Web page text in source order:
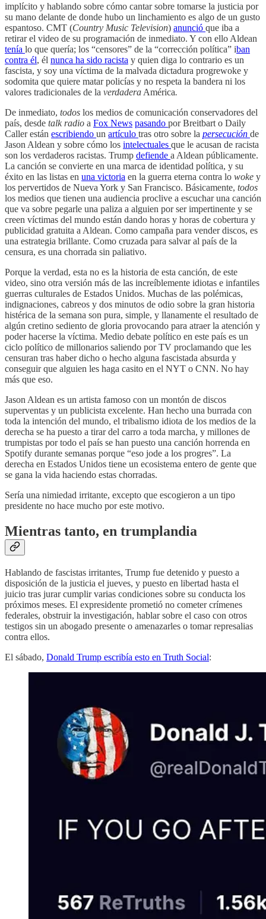
implícito y hablando sobre cómo cantar sobre tomarse la justicia por
su mano delante de donde hubo un linchamiento es algo de un gusto
espantoso. CMT (Country Music Television) anunció que iba a
retirar el video de su programación de inmediato. Y con ello Aldean
tenía lo que quería; los “censores” de la “corrección política” iban
contra él, él nunca ha sido racista y quien diga lo contrario es un
fascista, y soy una víctima de la malvada dictadura progrewoke y
sodomita que quiere matar policías y no respeta la bandera ni los
valores tradicionales de la verdadera América.
De inmediato, todos los medios de comunicación conservadores del
país, desde talk radio a Fox News pasando por Breitbart o Daily
Caller están escribiendo un artículo tras otro sobre la persecución de
Jason Aldean y sobre cómo los intelectuales que le acusan de racista
son los verdaderos racistas. Trump defiende a Aldean públicamente.
La canción se convierte en una marca de identidad política, y su
éxito en las listas en una victoria en la guerra eterna contra lo woke y
los pervertidos de Nueva York y San Francisco. Básicamente, todos
los medios que tienen una audiencia proclive a escuchar una canción
que va sobre pegarle una paliza a alguien por ser impertinente y se
creen víctimas del mundo están dando horas y horas de cobertura y
publicidad gratuita a Aldean. Como campaña para vender discos, es
una estrategia brillante. Como cruzada para salvar al país de la
censura, es una chorrada sin paliativo.
Porque la verdad, esta no es la historia de esta canción, de este
video, sino otra versión más de las increíblemente idiotas e infantiles
guerras culturales de Estados Unidos. Muchas de las polémicas,
indignaciones, cabreos y dos minutos de odio sobre la gran historia
histérica de la semana son pura, simple, y llanamente el resultado de
algún cretino sediento de gloria provocando para atraer la atención y
poder hacerse la víctima. Medio debate político en este país es un
ciclo político de millonarios saliendo por TV proclamando que les
censuran tras haber dicho o hecho alguna fascistada absurda y
conseguir que alguien les haga casito en el NYT o CNN. No hay
más que eso.
Jason Aldean es un artista famoso con un montón de discos
superventas y un publicista excelente. Han hecho una burrada con
toda la intención del mundo, el tribalismo idiota de los medios de la
derecha se ha puesto a tirar del carro a toda marcha, y millones de
trumpistas por todo el país se han puesto una canción horrenda en
Spotify durante semanas porque “eso jode a los progres”. La
derecha en Estados Unidos tiene un ecosistema entero de gente que
se gana la vida haciendo estas chorradas.
Sería una nimiedad irritante, excepto que escogieron a un tipo
presidente no hace mucho por este motivo.
Mientras tanto, en trumplandia
Hablando de fascistas irritantes, Trump fue detenido y puesto a
disposición de la justicia el jueves, y puesto en libertad hasta el
juicio tras jurar cumplir varias condiciones sobre su conducta los
próximos meses. El expresidente prometió no cometer crímenes
federales, obstruir la investigación, hablar sobre el caso con otros
testigos sin un abogado presente o amenazarles o tomar represalias
contra ellos.
El sábado, Donald Trump escribía esto en Truth Social: